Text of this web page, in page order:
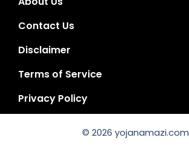
Contact Us
Disclaimer
Terms of Service
Privacy Policy
© 2026 yojanamazi.com